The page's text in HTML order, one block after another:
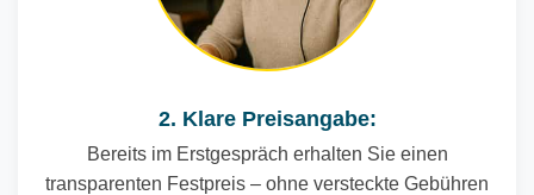
2. Klare Preisangabe:
Bereits im Erstgespräch erhalten Sie einen
transparenten Festpreis – ohne versteckte Gebühren